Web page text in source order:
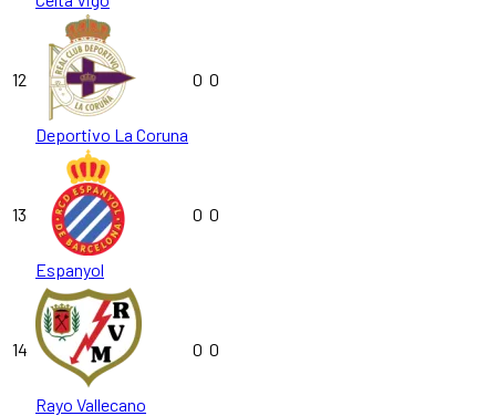
12
Deportivo La Coruna
0 0
13
Espanyol
0 0
14
Rayo Vallecano
0 0